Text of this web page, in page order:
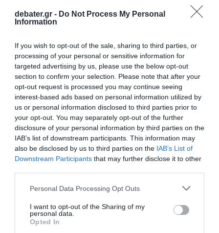
debater.gr - Do Not Process My Personal
Information
If you wish to opt-out of the sale, sharing to third parties, or
processing of your personal or sensitive information for
targeted advertising by us, please use the below opt-out
section to confirm your selection. Please note that after your
opt-out request is processed you may continue seeing
interest-based ads based on personal information utilized by
us or personal information disclosed to third parties prior to
your opt-out. You may separately opt-out of the further
disclosure of your personal information by third parties on the
IAB’s list of downstream participants. This information may
also be disclosed by us to third parties on the IAB’s List of
Downstream Participants that may further disclose it to other
Please note that this website/app uses one or more Google
not limited to your visit or usage behaviour. You may click to
grant or deny consent to Google and its third-party tags to
use your data for below specified purposes in below Google
Personal Data Processing Opt Outs
I want to opt-out of the Sharing of my
personal data.
Opted In
MEDIA
Ζήνα Κουτσελίνη: Μεταφέρεται στην πρωινή
ζώνη του Star – Η ανακοίνωση του σταθμού
Διατηρείται ο κοινωνικός και ενημερωτικός
χαρακτήρας στη νέα της εκπομπής